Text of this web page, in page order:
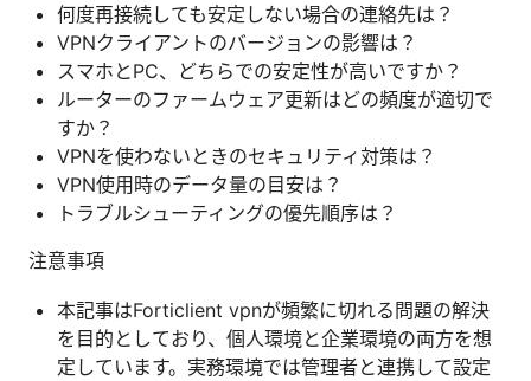
何度再接続しても安定しない場合の連絡先は？
VPNクライアントのバージョンの影響は？
スマホとPC、どちらでの安定性が高いですか？
ルーターのファームウェア更新はどの頻度が適切で
すか？
VPNを使わないときのセキュリティ対策は？
VPN使用時のデータ量の目安は？
トラブルシューティングの優先順序は？
注意事項
本記事はForticlient vpnが頻繁に切れる問題の解決
を目的としており、個人環境と企業環境の両方を想
定しています。実務環境では管理者と連携して設定